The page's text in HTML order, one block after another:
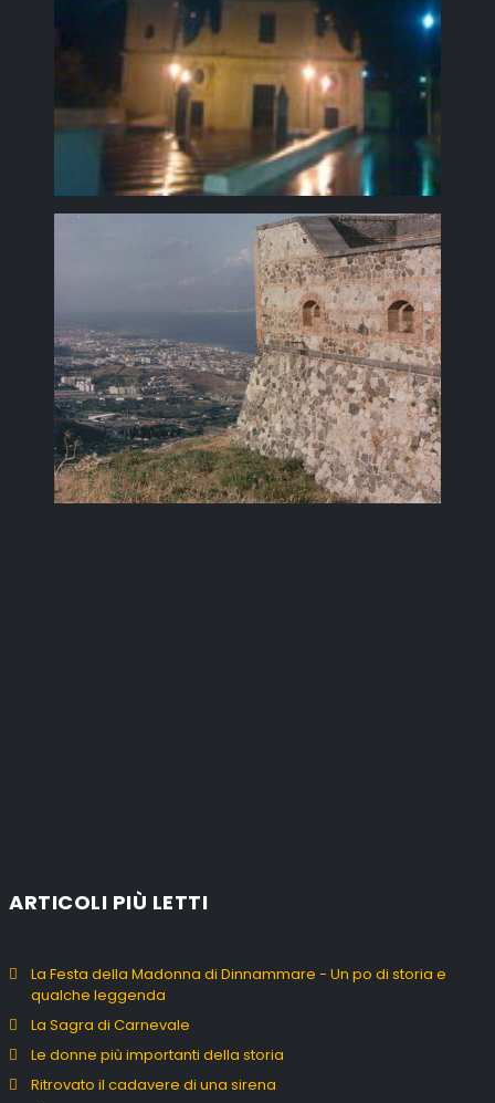
ARTICOLI PIÙ LETTI
La Festa della Madonna di Dinnammare - Un po di storia e
qualche leggenda
La Sagra di Carnevale
Le donne più importanti della storia
Ritrovato il cadavere di una sirena